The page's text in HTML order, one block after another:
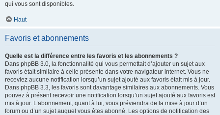
qui vous sont disponibles.
Haut
Favoris et abonnements
Quelle est la différence entre les favoris et les abonnements ?
Dans phpBB 3.0, la fonctionnalité qui vous permettait d’ajouter un sujet aux
favoris était similaire à celle présente dans votre navigateur internet. Vous ne
receviez aucune notification lorsqu’un sujet ajouté aux favoris était mis à jour.
Dans phpBB 3.3, les favoris sont davantage similaires aux abonnements. Vous
pouvez à présent recevoir une notification lorsqu’un sujet ajouté aux favoris est
mis à jour. L’abonnement, quant à lui, vous préviendra de la mise à jour d’un
forum ou d’un sujet auquel vous êtes abonné. Les options de notification des